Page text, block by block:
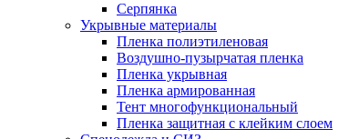
Серпянка
Укрывные материалы
Пленка полиэтиленовая
Воздушно-пузырчатая пленка
Пленка укрывная
Пленка армированная
Тент многофункциональный
Пленка защитная с клейким слоем